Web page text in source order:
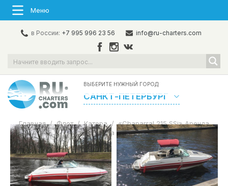
Меню
в России: +7 995 996 23 56 info@ru-charters.com
ВЫБЕРИТЕ НУЖНЫЙ ГОРОД:
САНКТ-ПЕТЕРБУРГ
Главная / Флот / Катера / «Chaparral 215 SSi» Аренда
катера в СПб